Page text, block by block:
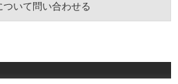
ついて問い合わせる